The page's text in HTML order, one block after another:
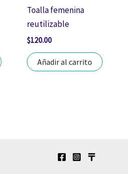
Toalla femenina
reutilizable
$120.00
Añadir al carrito